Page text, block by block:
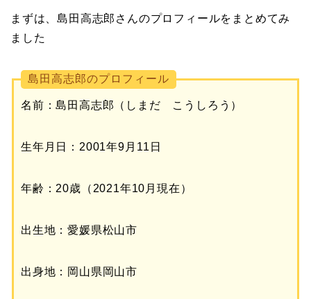
まずは、島田高志郎さんのプロフィールをまとめてみ
ました
島田高志郎のプロフィール
名前：島田高志郎（しまだ こうしろう）
生年月日：2001年9月11日
年齢：20歳（2021年10月現在）
出生地：愛媛県松山市
出身地：岡山県岡山市